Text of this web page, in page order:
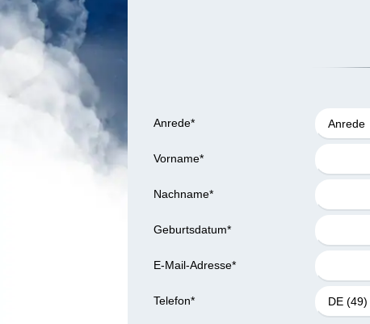
Anrede* Anrede
Vorname*
Nachname*
Geburtsdatum*
E-Mail-Adresse*
Telefon* DE (49)